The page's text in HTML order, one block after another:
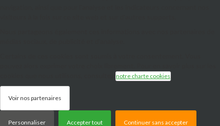
notre charte cookies
Voir nos partenaires
Personnaliser Accepter tout Continuer sans accepter